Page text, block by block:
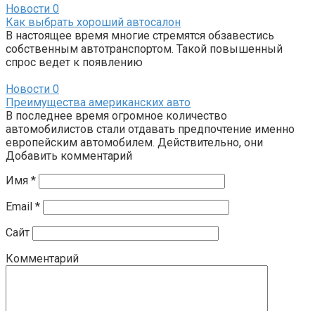
Новости 0
Как выбрать хороший автосалон
В настоящее время многие стремятся обзавестись
собственным автотранспортом. Такой повышенный
спрос ведет к появлению
Новости 0
Преимущества американских авто
В последнее время огромное количество
автомобилистов стали отдавать предпочтение именно
европейским автомобилем. Действительно, они
Добавить комментарий
Имя *
Email *
Сайт
Комментарий